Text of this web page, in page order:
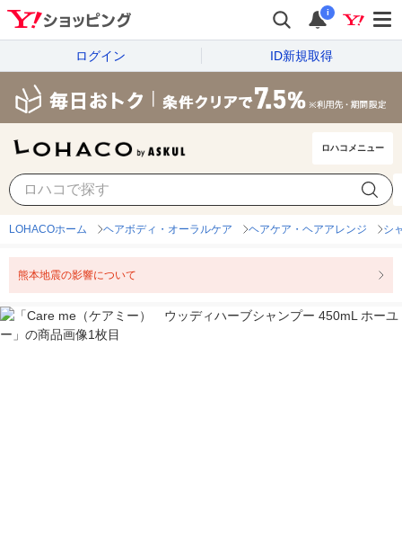
i
ログイン ID新規取得
ロハコメニュー
LOHACOホーム ヘアボディ・オーラルケア ヘアケア・ヘアアレンジ シ
熊本地震の影響について